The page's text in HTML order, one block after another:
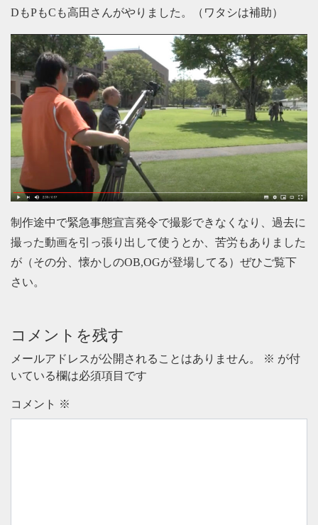
DもPもCも高田さんがやりました。（ワタシは補助）
制作途中で緊急事態宣言発令で撮影できなくなり、過去に
撮った動画を引っ張り出して使うとか、苦労もありました
が（その分、懐かしのOB,OGが登場してる）ぜひご覧下
さい。
コメントを残す
メールアドレスが公開されることはありません。 ※ が付
いている欄は必須項目です
コメント ※